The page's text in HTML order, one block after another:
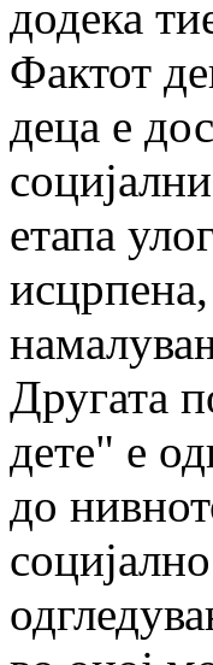
додека
Фактот
деца е
етапа
Другата
дете" е
до